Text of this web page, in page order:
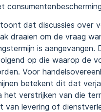
dat discussies over
draaien om de vraag
is aangevangen.
op die waarop de
Voor
betekent dit dat
het verstrijken van die
van levering of